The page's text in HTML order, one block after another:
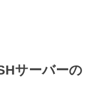
サーバーの